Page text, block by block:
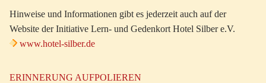
Hinweise und Informationen gibt es jederzeit auch auf der
Website der Initiative Lern- und Gedenkort Hotel Silber e.V.
www.hotel-silber.de
ERINNERUNG AUFPOLIEREN